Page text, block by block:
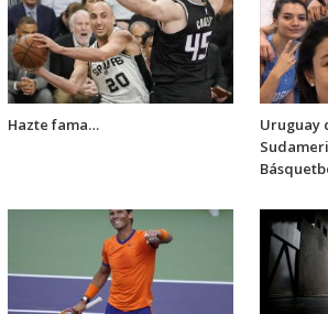
Hazte fama…
Uruguay